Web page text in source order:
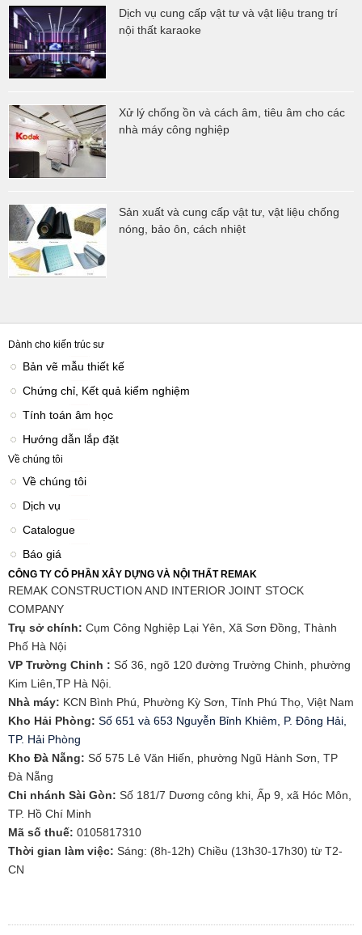
Dịch vụ cung cấp vật tư và vật liệu trang trí
nội thất karaoke
Xử lý chống ồn và cách âm, tiêu âm cho các
nhà máy công nghiệp
Sản xuất và cung cấp vật tư, vật liệu chống
nóng, bảo ôn, cách nhiệt
Dành cho kiến trúc sư
Bản vẽ mẫu thiết kế
Chứng chỉ, Kết quả kiểm nghiệm
Tính toán âm học
Hướng dẫn lắp đặt
Về chúng tôi
Về chúng tôi
Dịch vụ
Catalogue
Báo giá
CÔNG TY CỔ PHẦN XÂY DỰNG VÀ NỘI THẤT REMAK
REMAK CONSTRUCTION AND INTERIOR JOINT STOCK
COMPANY
Trụ sở chính: Cụm Công Nghiệp Lại Yên, Xã Sơn Đồng, Thành
Phố Hà Nội
VP Trường Chinh : Số 36, ngõ 120 đường Trường Chinh, phường
Kim Liên,TP Hà Nội.
Nhà máy: KCN Bình Phú, Phường Kỳ Sơn, Tỉnh Phú Thọ, Việt Nam
Kho Hải Phòng: Số 651 và 653 Nguyễn Bỉnh Khiêm, P. Đông Hải,
TP. Hải Phòng
​Kho Đà Nẵng: Số 575 Lê Văn Hiến, phường Ngũ Hành Sơn, TP
Đà Nẵng
Chi nhánh Sài Gòn: Số 181/7 Dương công khi, Ấp 9, xã Hóc Môn,
TP. Hồ Chí Minh
Mã số thuế: 0105817310​
Thời gian làm việc: Sáng: (8h-12h) Chiều (13h30-17h30) từ T2-
CN